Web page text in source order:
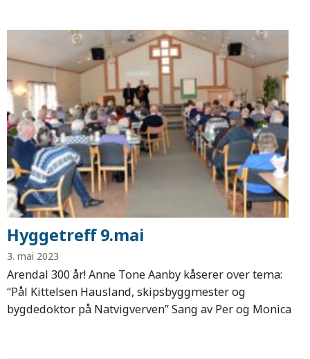
Hyggetreff 9.mai
3. mai 2023
Arendal 300 år! Anne Tone Aanby kåserer over tema:
“Pål Kittelsen Hausland, skipsbyggmester og
bygdedoktor på Natvigverven” Sang av Per og Monica